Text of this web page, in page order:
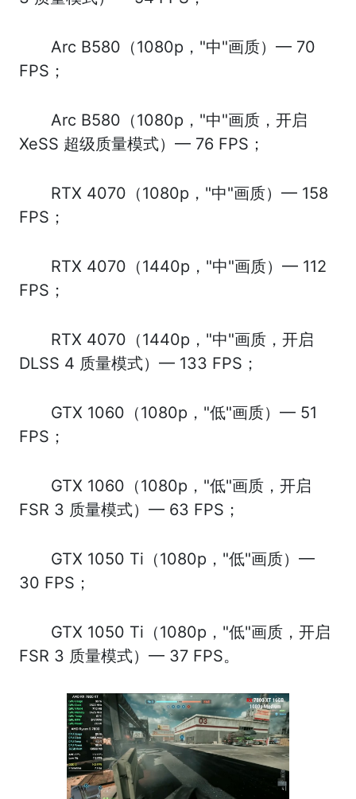
Arc B580（1080p，"中"画质）— 70
FPS；
Arc B580（1080p，"中"画质，开启
XeSS 超级质量模式）— 76 FPS；
RTX 4070（1080p，"中"画质）— 158
FPS；
RTX 4070（1440p，"中"画质）— 112
FPS；
RTX 4070（1440p，"中"画质，开启
DLSS 4 质量模式）— 133 FPS；
GTX 1060（1080p，"低"画质）— 51
FPS；
GTX 1060（1080p，"低"画质，开启
FSR 3 质量模式）— 63 FPS；
GTX 1050 Ti（1080p，"低"画质）—
30 FPS；
GTX 1050 Ti（1080p，"低"画质，开启
FSR 3 质量模式）— 37 FPS。